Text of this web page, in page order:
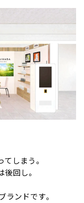
しまう。
回し。
ランドです。